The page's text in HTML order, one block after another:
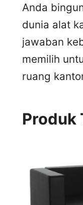
Anda
dunia alat
jawaban
memilih
ruang
Produk